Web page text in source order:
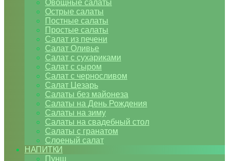
Овощные салаты
Острые салаты
Постные салаты
Простые салаты
Салат из печени
Салат Оливье
Салат с сухариками
Салат с сыром
Салат с черносливом
Салат Цезарь
Салаты без майонеза
Салаты на День Рождения
Салаты на зиму
Салаты на свадебный стол
Салаты с гранатом
Слоеный салат
НАПИТКИ
Пунш